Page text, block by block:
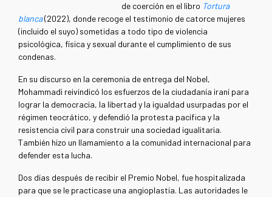
de coerción en el libro Tortura
blanca(2022), donde recoge el testimonio de catorce mujeres
(incluido el suyo) sometidas a todo tipo de violencia
psicológica, física y sexual durante el cumplimiento de sus
condenas.
En su discurso en la ceremonia de entrega del Nobel,
Mohammadi reivindicó los esfuerzos de la ciudadanía iraní para
lograr la democracia, la libertad y la igualdad usurpadas por el
régimen teocrático, y defendió la protesta pacífica y la
resistencia civil para construir una sociedad igualitaria.
También hizo un llamamiento a la comunidad internacional para
defender esta lucha.
Dos días después de recibir el Premio Nobel, fue hospitalizada
para que se le practicase una angioplastia. Las autoridades le